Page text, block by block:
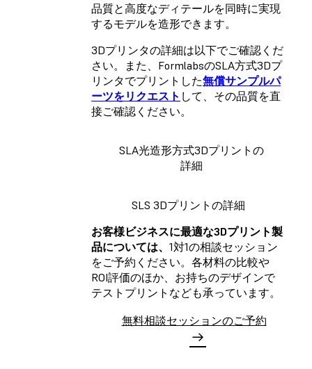
品質と高度なディテールを同時に実現
するモデルを造形できます。
3Dプリンタの詳細は以下でご確認くだ
さい。また、FormlabsのSLA方式3Dプ
リンタでプリントした無償サンプルパ
ーツをリクエスト して、その品質を直
接ご確認ください。
SLA光造形方式3Dプリントの
詳細
SLS 3Dプリントの詳細
お客様ビジネスに最適な3Dプリント製
品については、 1対1の相談セッション
をご予約ください。各材料の比較や
ROI評価のほか、お持ちのデザインで
テストプリントなども承っています。
無料相談セッションのご予約